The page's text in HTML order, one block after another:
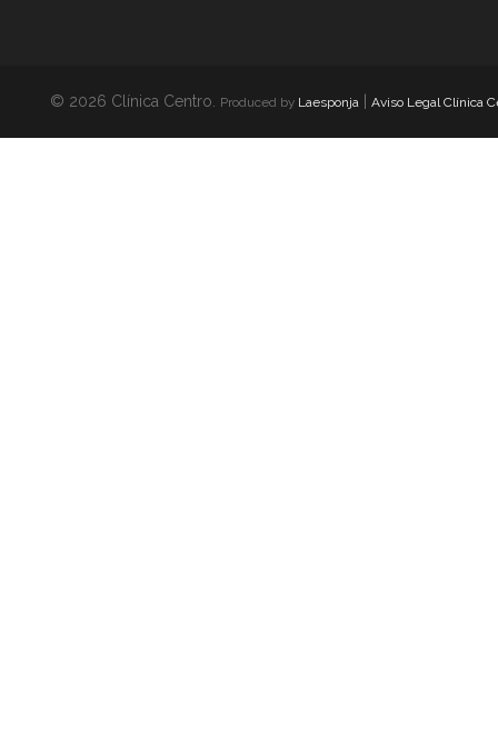
© 2026 Clínica Centro. Produced by Laesponja Aviso Legal Clínica